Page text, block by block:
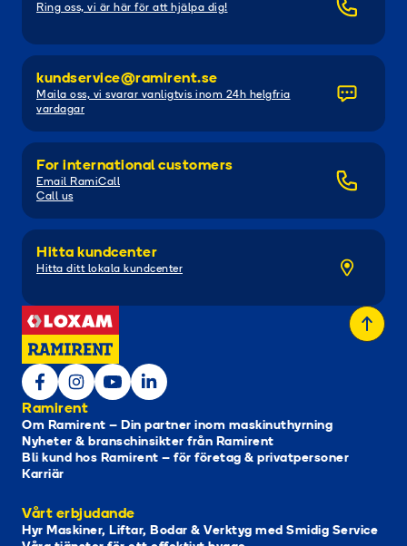
Ring oss, vi är här för att hjälpa dig!
kundservice@ramirent.se
Maila oss, vi svarar vanligtvis inom 24h helgfria
vardagar
For international customers
Email RamiCall
Call us
Hitta kundcenter
Hitta ditt lokala kundcenter
Ramirent
Om Ramirent – Din partner inom maskinuthyrning
Nyheter & branschinsikter från Ramirent
Bli kund hos Ramirent – för företag & privatpersoner
Karriär
Vårt erbjudande
Hyr Maskiner, Liftar, Bodar & Verktyg med Smidig Service